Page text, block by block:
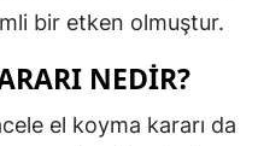
İstanbul
İzmir
bir etken olmuştur.
NEDIR?
el koyma kararı da